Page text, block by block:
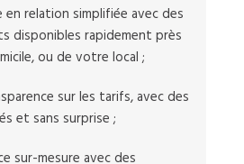
en relation simplifiée avec des
disponibles rapidement près
ou de votre local ;
sur les tarifs, avec des
et sans surprise ;
sur-mesure avec des